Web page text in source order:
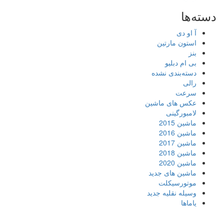
دسته‌ها
آ او دی
استون مارتین
بنز
بی ام دبلیو
دسته‌بندی نشده
رالی
سرعت
عکس های ماشین
لامبورگینی
ماشین 2015
ماشین 2016
ماشین 2017
ماشین 2018
ماشین 2020
ماشین های جدید
موتورسیکلت
وسیله نقلیه جدید
یاماها